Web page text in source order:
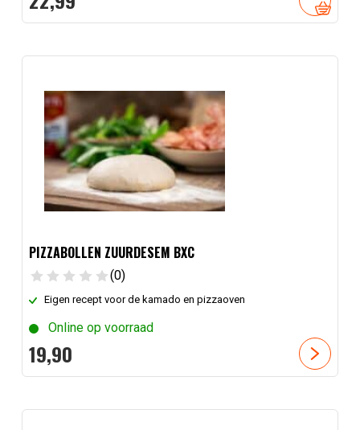
PIZZABOLLEN ZUURDESEM BXC
(0)
Eigen recept voor de kamado en pizzaoven
Online op voorraad
19,90